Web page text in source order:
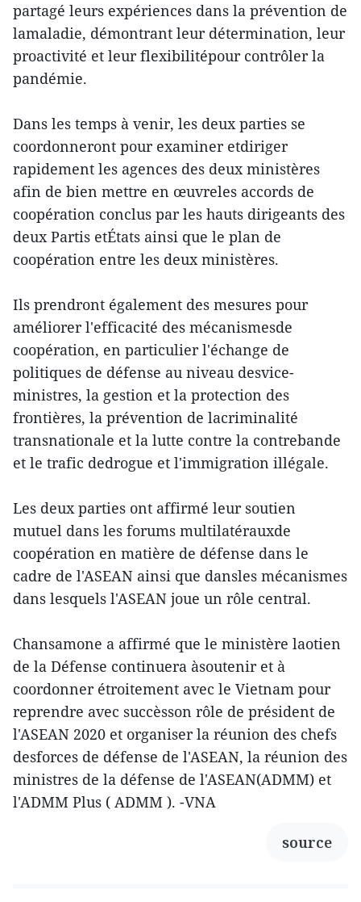
partagé leurs expériences dans la prévention de
lamaladie, démontrant leur détermination, leur
proactivité et leur flexibilitépour contrôler la
pandémie.
Dans les temps à venir, les deux parties se
coordonneront pour examiner etdiriger
rapidement les agences des deux ministères
afin de bien mettre en œuvreles accords de
coopération conclus par les hauts dirigeants des
deux Partis etÉtats ainsi que le plan de
coopération entre les deux ministères.
Ils prendront également des mesures pour
améliorer l'efficacité des mécanismesde
coopération, en particulier l'échange de
politiques de défense au niveau desvice-
ministres, la gestion et la protection des
frontières, la prévention de lacriminalité
transnationale et la lutte contre la contrebande
et le trafic dedrogue et l'immigration illégale.
Les deux parties ont affirmé leur soutien
mutuel dans les forums multilatérauxde
coopération en matière de défense dans le
cadre de l'ASEAN ainsi que dansles mécanismes
dans lesquels l'ASEAN joue un rôle central.
Chansamone a affirmé que le ministère laotien
de la Défense continuera àsoutenir et à
coordonner étroitement avec le Vietnam pour
reprendre avec succèsson rôle de président de
l'ASEAN 2020 et organiser la réunion des chefs
desforces de défense de l'ASEAN, la réunion des
ministres de la défense de l'ASEAN(ADMM) et
l'ADMM Plus ( ADMM ). -VNA
source